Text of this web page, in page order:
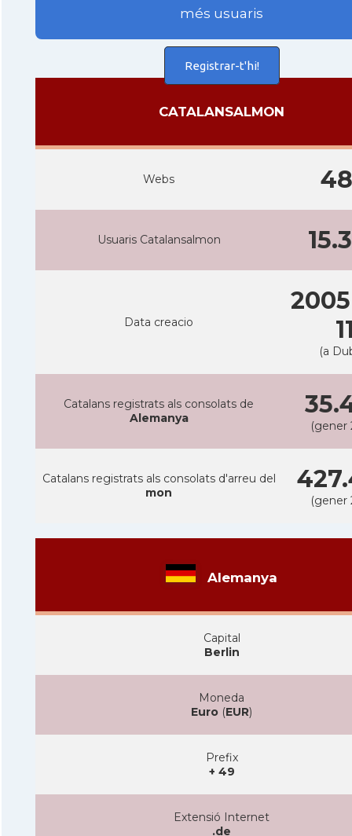
més usuaris
Registrar-t'hi!
CATALANSALMON
Webs
Usuaris Catalansalmon
Data creacio
(a
Catalans registrats als consolats de
Alemanya
(gener
Catalans registrats als consolats d'arreu del
mon
(gener
Alemanya
Capital
Berlin
Moneda
Euro (EUR)
Prefix
+ 49
Extensió Internet
.de